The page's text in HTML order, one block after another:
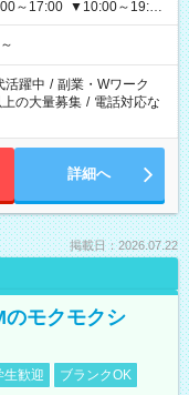
～17:00 ▼10:00～19:00
活躍中 / 副業・Wワーク
の大量募集 / 電話対応な
詳細へ
掲載日：2026.07.22
のモクモクシ
生歓迎
ブランクOK